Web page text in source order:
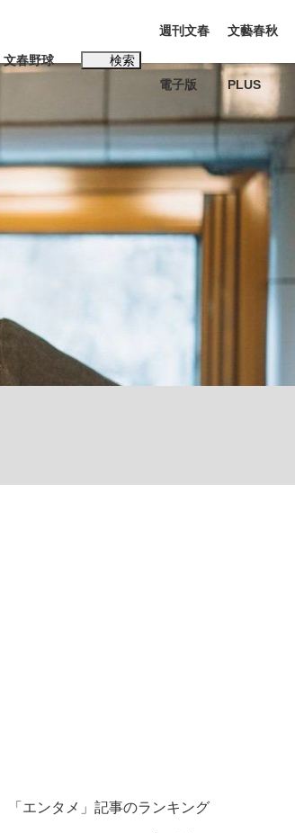
した日本代表監督に...
手が証言した“NPB聞...
文春野球 検索
週刊文春
電子版
文藝春秋
PLUS
「エンタメ」記事のランキング